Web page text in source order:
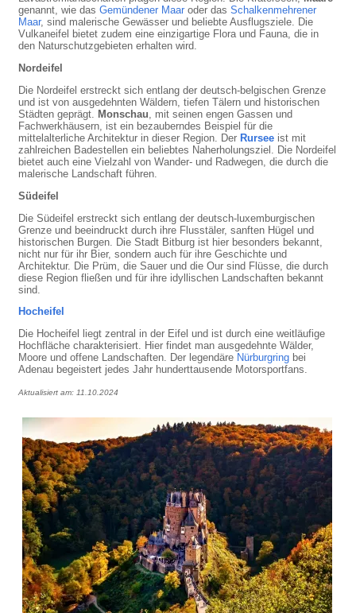
genannt, wie dasGemündener Maar oder dasSchalkenmehrener
Maar, sind malerische Gewässer und beliebte Ausflugsziele. Die
Vulkaneifel bietet zudem eine einzigartige Flora und Fauna, die in
den Naturschutzgebieten erhalten wird.
Nordeifel
Die Nordeifel erstreckt sich entlang der deutsch-belgischen Grenze
und ist von ausgedehnten Wäldern, tiefen Tälern und historischen
Städten geprägt.
Monschau , mit seinen engen Gassen und
Fachwerkhäusern, ist ein bezauberndes Beispiel für die
mittelalterliche Architektur in dieser Region. Der Rursee ist mit
zahlreichen Badestellen ein beliebtes Naherholungsziel. Die Nordeifel
bietet auch eine Vielzahl von Wander- und Radwegen, die durch die
malerische Landschaft führen.
Südeifel
Die Südeifel erstreckt sich entlang der deutsch-luxemburgischen
Grenze und beeindruckt durch ihre Flusstäler, sanften Hügel und
historischen Burgen. Die Stadt Bitburg ist hier besonders bekannt,
nicht nur für ihr Bier, sondern auch für ihre Geschichte und
Architektur. Die Prüm, die Sauer und die Our sind Flüsse, die durch
diese Region fließen und für ihre idyllischen Landschaften bekannt
sind.
Hocheifel
Die Hocheifel liegt zentral in der Eifel und ist durch eine weitläufige
Hochfläche charakterisiert. Hier findet man ausgedehnte Wälder,
Moore und offene Landschaften. Der legendäre Nürburgring bei
Adenau begeistert jedes Jahr hunderttausende Motorsportfans.
Aktualisiert am: 11.10.2024